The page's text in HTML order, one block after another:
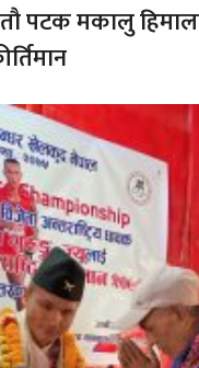
पटक मकालु